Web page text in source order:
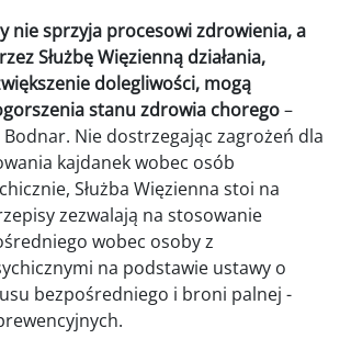
nie sprzyja procesowi zdrowienia, a
Służbę Więzienną działania,
dolegliwości, mogą
stanu zdrowia chorego–
Nie dostrzegając zagrożeń dla
kajdanek wobec osób
Służba Więzienna stoi na
zezwalają na stosowanie
wobec osoby z
na podstawie ustawy o
bezpośredniego i broni palnej -